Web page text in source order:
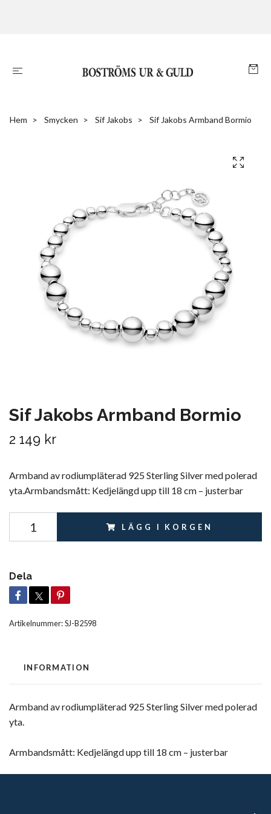
Hem Smycken Sif Jakobs Sif Jakobs Armband Bormio
Sif Jakobs Armband Bormio
2 149 kr
Armband av rodiumpläterad 925 Sterling Silver med polerad
yta.Armbandsmått: Kedjelängd upp till 18 cm – justerbar
LÄGG I KORGEN
Dela
Artikelnummer:SJ-B2598
INFORMATION
Armband av rodiumpläterad 925 Sterling Silver med polerad
yta.
Armbandsmått: Kedjelängd upp till 18 cm – justerbar